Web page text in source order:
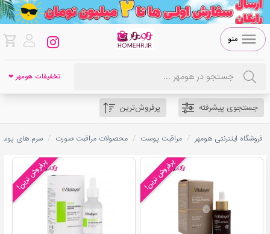
منو
تخفیفات هومهر ❤
جستجوی پیشرفته پرفروش‌ترین
فروشگاه اینترنتی هومهر / مراقبت پوست / محصولات مراقبت صورت / سرم های
پرفروش ترین! پرفروش ترین!